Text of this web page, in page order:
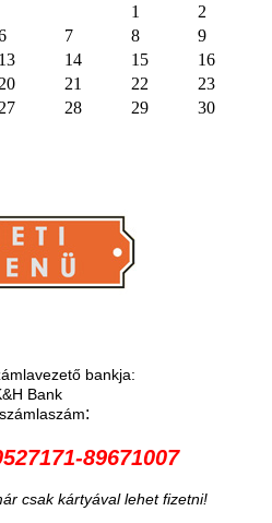
1
2
7 8
9
13 14 15
16
20 21 22
23
27 28 29
30
bankja:
Bank
:
89671007
csak kártyával lehet fizetni!